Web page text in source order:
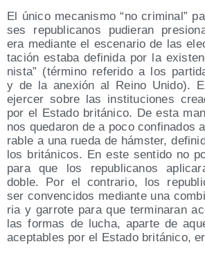
El úni­co meca­nis­mo “no cri­mi­nal”
ses repu­bli­ca­nos pudie­ran
era median­te el esce­na­rio de las
ta­ción esta­ba defi­ni­da por la
nis­ta” (tér­mino refe­ri­do a los
y de la ane­xión al Rei­no Uni­do).
ejer­cer sobre las ins­ti­tu­cio­nes
por el Esta­do bri­tá­ni­co. De esta
nos que­da­ron de a poco con­fi­na­dos
ra­ble a una rue­da de háms­ter,
los bri­tá­ni­cos. En este sen­ti­do no
para que los repu­bli­ca­nos
doble. Por el con­tra­rio, los
ser con­ven­ci­dos median­te una
ria y garro­te para que ter­mi­na­ran
las for­mas de lucha, apar­te de
acep­ta­bles por el Esta­do bri­tá­ni­co,